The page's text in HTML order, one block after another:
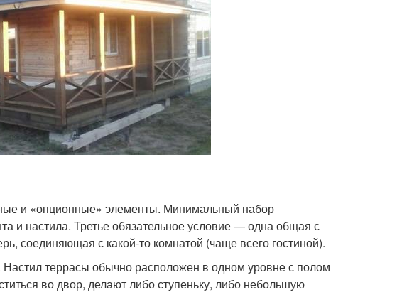
и «опционные» элементы. Минимальный набор
и настила. Третье обязательное условие — одна общая с
соединяющая с какой-то комнатой (чаще всего гостиной).
террасы обычно расположен в одном уровне с полом
во двор, делают либо ступеньку, либо небольшую